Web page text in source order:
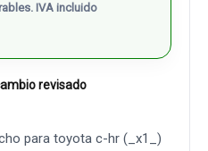
IVA incluido
revisado
para toyota c-hr (_x1_)